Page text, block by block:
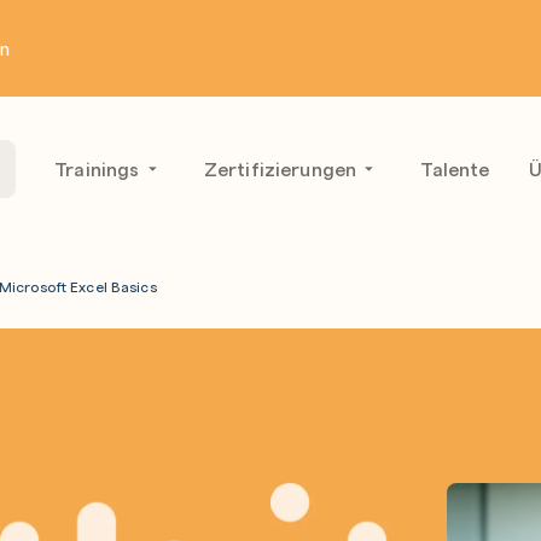
Trainings Zertifizierungen Talente
Microsoft Excel Basics